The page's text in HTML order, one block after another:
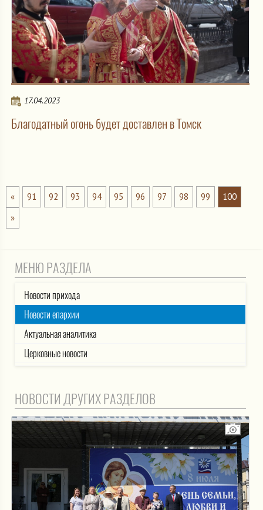
17.04.2023
Благодатный огонь будет доставлен в Томск
« 91 92 93 94 95 96 97 98 99
100
»
МЕНЮ РАЗДЕЛА
Новости прихода
Новости епархии
Актуальная аналитика
Церковные новости
НОВОСТИ ДРУГИХ РАЗДЕЛОВ